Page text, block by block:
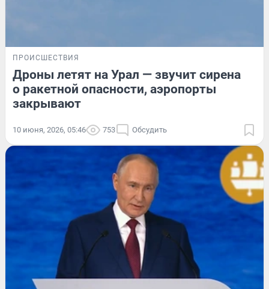
ПРОИСШЕСТВИЯ
Дроны летят на Урал — звучит сирена
о ракетной опасности, аэропорты
закрывают
10 июня, 2026, 05:46 753 Обсудить